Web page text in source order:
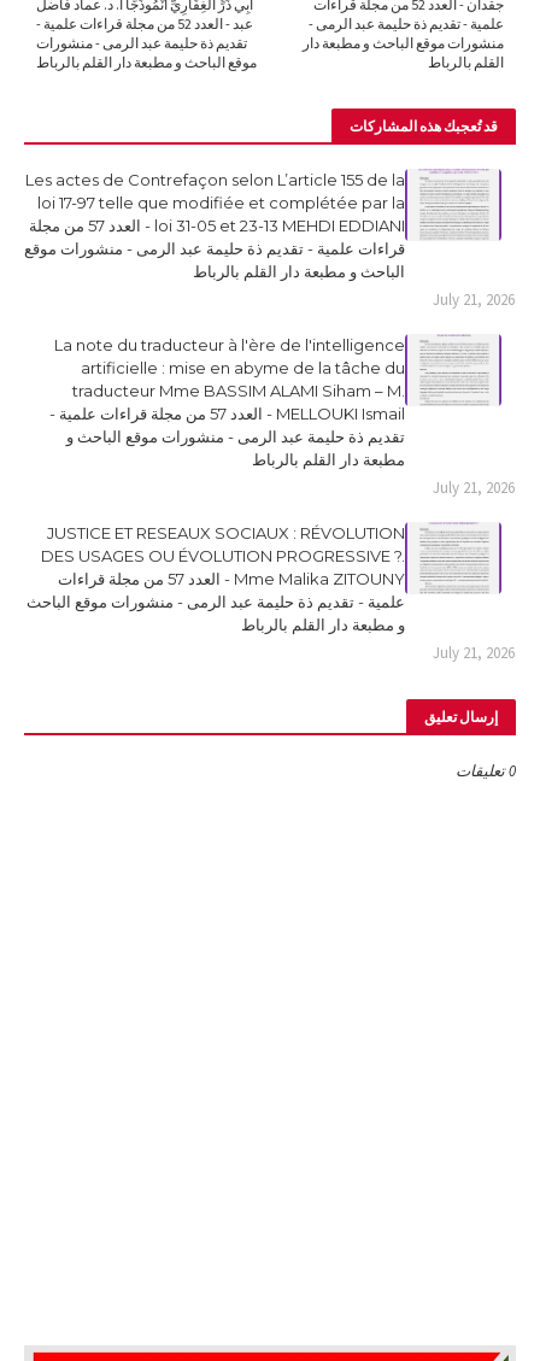
أَبِي ذَرٍّ الغِفَارِيِّ أُنْمُوذَجًا أ. د. عماد فاضل
عبد - العدد 52 من مجلة قراءات علمية -
تقديم ذة حليمة عبد الرمى - منشورات
موقع الباحث و مطبعة دار القلم بالرباط
جقدان - العدد 52 من مجلة قراءات
علمية - تقديم ذة حليمة عبد الرمى -
منشورات موقع الباحث و مطبعة دار
القلم بالرباط
قد تُعجبك هذه المشاركات
Les actes de Contrefaçon selon L’article 155 de la
loi 17-97 telle que modifiée et complétée par la
loi 31-05 et 23-13 MEHDI EDDIANI - العدد 57 من مجلة
قراءات علمية - تقديم ذة حليمة عبد الرمى - منشورات موقع
الباحث و مطبعة دار القلم بالرباط
July 21, 2026
La note du traducteur à l'ère de l'intelligence
artificielle : mise en abyme de la tâche du
traducteur Mme BASSIM ALAMI Siham – M.
MELLOUKI Ismail - العدد 57 من مجلة قراءات علمية -
تقديم ذة حليمة عبد الرمى - منشورات موقع الباحث و
مطبعة دار القلم بالرباط
July 21, 2026
JUSTICE ET RESEAUX SOCIAUX : RÉVOLUTION
DES USAGES OU ÉVOLUTION PROGRESSIVE ?.
Mme Malika ZITOUNY - العدد 57 من مجلة قراءات
علمية - تقديم ذة حليمة عبد الرمى - منشورات موقع الباحث
و مطبعة دار القلم بالرباط
July 21, 2026
إرسال تعليق
0 تعليقات